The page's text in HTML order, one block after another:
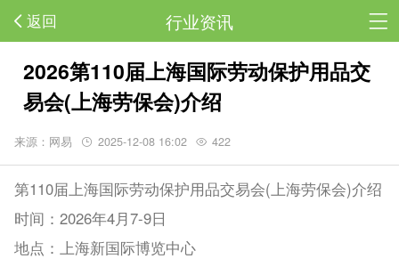
返回 行业资讯
2026第110届上海国际劳动保护用品交
易会(上海劳保会)介绍
来源：网易 2025-12-08 16:02 422
第110届上海国际劳动保护用品交易会(上海劳保会)介绍
时间：2026年4月7-9日
地点：上海新国际博览中心